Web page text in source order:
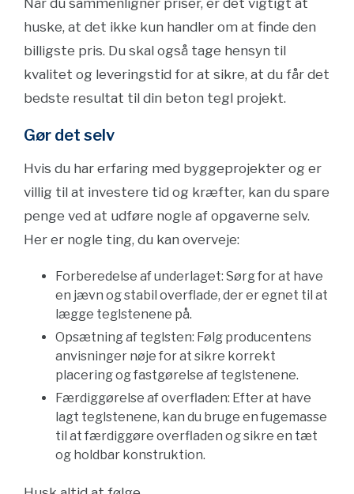
Når du sammenligner priser, er det vigtigt at
huske, at det ikke kun handler om at finde den
billigste pris. Du skal også tage hensyn til
kvalitet og leveringstid for at sikre, at du får det
bedste resultat til din beton tegl projekt.
Gør det selv
Hvis du har erfaring med byggeprojekter og er
villig til at investere tid og kræfter, kan du spare
penge ved at udføre nogle af opgaverne selv.
Her er nogle ting, du kan overveje:
Forberedelse af underlaget: Sørg for at have
en jævn og stabil overflade, der er egnet til at
lægge teglstenene på.
Opsætning af teglsten: Følg producentens
anvisninger nøje for at sikre korrekt
placering og fastgørelse af teglstenene.
Færdiggørelse af overfladen: Efter at have
lagt teglstenene, kan du bruge en fugemasse
til at færdiggøre overfladen og sikre en tæt
og holdbar konstruktion.